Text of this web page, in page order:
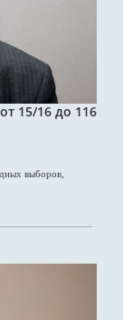
15/16 до 116
выборов,